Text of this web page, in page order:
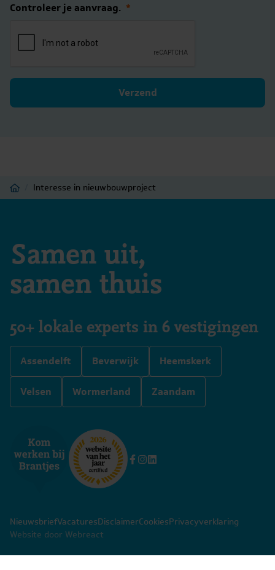
Controleer je aanvraag. *
Verzend
Home Interesse in nieuwbouwproject
Samen uit,
samen thuis
50+ lokale experts in 6 vestigingen
Assendelft Beverwijk Heemskerk
Velsen Wormerland Zaandam
NieuwsbriefVacaturesDisclaimerCookiesPrivacyverklaring
Website door Webreact